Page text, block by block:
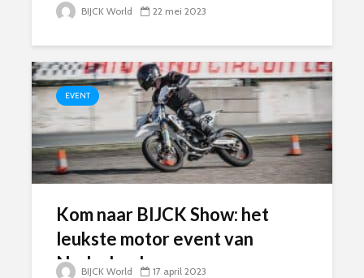
BIJCK World 22 mei 2023
EVENT
Kom naar BIJCK Show: het
leukste motor event van
Nederland
BIJCK World 17 april 2023